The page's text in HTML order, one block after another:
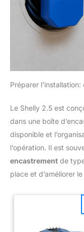
Préparer
Le Shelly 2.5 est
dans une boîte
disponible et
l’opération. Il est
encastrement de
place et d’améliorer